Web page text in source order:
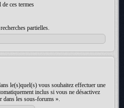
de ces termes
partielles.
le(s)quel(s) vous souhaitez effectuer une
inclus si vous ne désactivez
dans les sous-forums ».